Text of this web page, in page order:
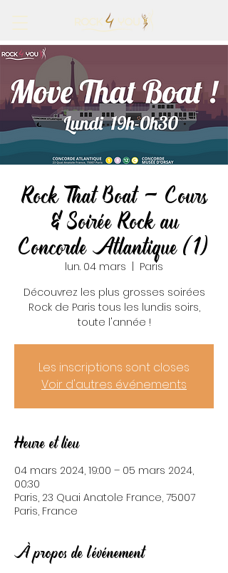
Rock That Boat - Cours
& Soirée Rock au
Concorde Atlantique (1)
lun. 04 mars
Paris
Découvrez les plus grosses soirées
Rock de Paris tous les lundis soirs,
toute l'année !
Les inscriptions sont closes
Voir d'autres événements
Heure et lieu
04 mars 2024, 19:00 – 05 mars 2024,
00:30
Paris, 23 Quai Anatole France, 75007
Paris, France
À propos de l'événement